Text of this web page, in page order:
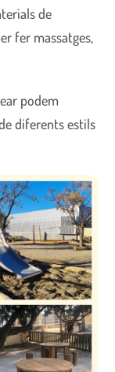
de
fer massatges,
podem
diferents estils